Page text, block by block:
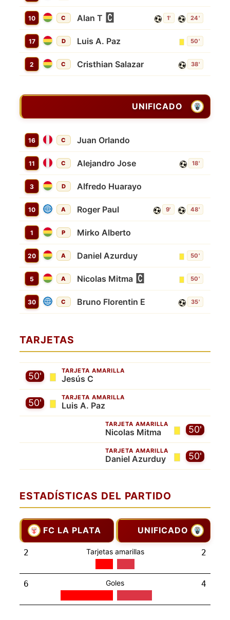
10 C Alan T 1' 24'
17 D Luis A. Paz 50'
2 C Cristhian Salazar 38'
UNIFICADO
16 C Juan Orlando
11 C Alejandro Jose 18'
3 D Alfredo Huarayo
10 A Roger Paul 9' 48'
1 P Mirko Alberto
20 A Daniel Azurduy 50'
5 A Nicolas Mitma 50'
30 C Bruno Florentin E 35'
TARJETAS
TARJETA AMARILLA
Jesús C
50'
TARJETA AMARILLA
Luis A. Paz
50'
50'
TARJETA AMARILLA
Nicolas Mitma
50'
TARJETA AMARILLA
Daniel Azurduy
ESTADÍSTICAS DEL PARTIDO
FC LA PLATA UNIFICADO
2 Tarjetas amarillas 2
6 Goles 4